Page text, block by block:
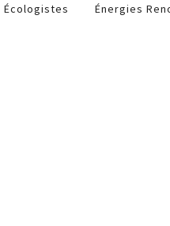
Écologistes Énergies